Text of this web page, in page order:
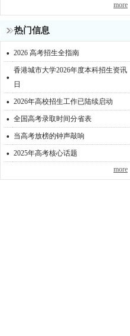
more
热门信息
· 2026 高考招生全指南
· 香港城市大学2026年度本科招生资讯
日
· 2026年高校招生工作已陆续启动
· 全国高考录取时间分省表
· 当高考放榜的钟声敲响
· 2025年高考核心话题
more